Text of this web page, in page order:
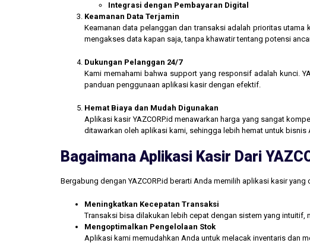
Integrasi dengan Pembayaran Digital
Keamanan Data Terjamin
Keamanan data pelanggan dan transaksi adalah prioritas
mengakses data kapan saja, tanpa khawatir tentang potensi
Dukungan Pelanggan 24/7
Kami memahami bahwa support yang responsif adalah kunci.
panduan penggunaan aplikasi kasir dengan efektif.
Hemat Biaya dan Mudah Digunakan
Aplikasi kasir YAZCORP.id menawarkan harga yang sangat
ditawarkan oleh aplikasi kami, sehingga lebih hemat untuk bisnis
Bagaimana Aplikasi Kasir Dari
Bergabung dengan YAZCORP.id berarti Anda memilih aplikasi kasir
Meningkatkan Kecepatan Transaksi
Transaksi bisa dilakukan lebih cepat dengan sistem yang intuitif,
Mengoptimalkan Pengelolaan Stok
Aplikasi kami memudahkan Anda untuk melacak inventaris dan